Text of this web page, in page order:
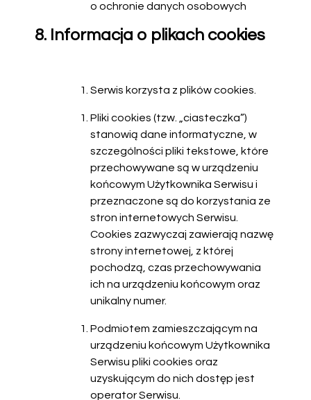
o ochronie danych osobowych
8. Informacja o plikach cookies
Serwis korzysta z plików cookies.
Pliki cookies (tzw. „ciasteczka”)
stanowią dane informatyczne, w
szczególności pliki tekstowe, które
przechowywane są w urządzeniu
końcowym Użytkownika Serwisu i
przeznaczone są do korzystania ze
stron internetowych Serwisu.
Cookies zazwyczaj zawierają nazwę
strony internetowej, z której
pochodzą, czas przechowywania
ich na urządzeniu końcowym oraz
unikalny numer.
Podmiotem zamieszczającym na
urządzeniu końcowym Użytkownika
Serwisu pliki cookies oraz
uzyskującym do nich dostęp jest
operator Serwisu.